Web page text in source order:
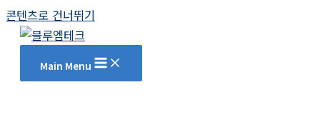
콘텐츠로 건너뛰기
Main Menu